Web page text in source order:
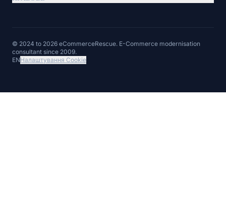
© 2024 to 2026 eCommerceRescue. E-Commerce modernisation
consultant since 2009.
ENНалаштування Cookie